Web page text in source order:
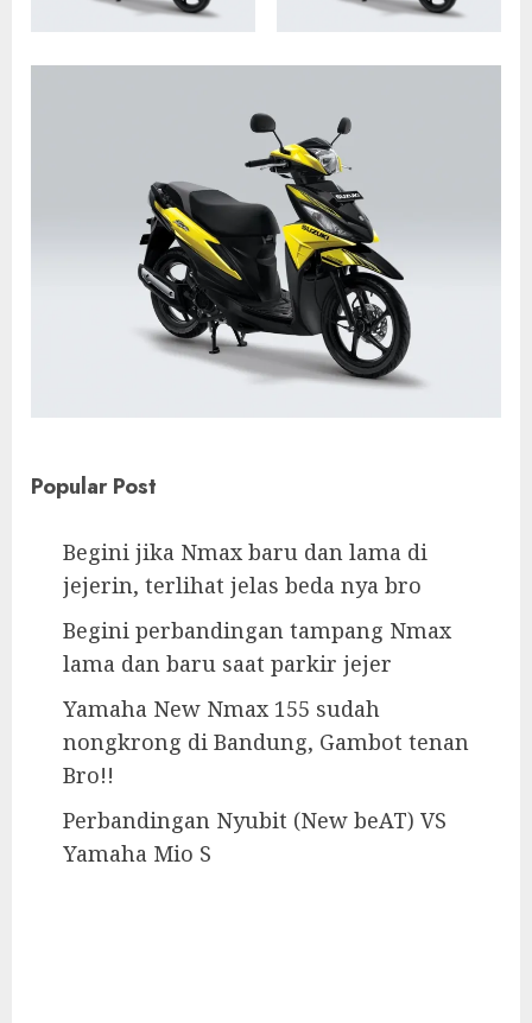
Popular Post
Begini jika Nmax baru dan lama di
jejerin, terlihat jelas beda nya bro
Begini perbandingan tampang Nmax
lama dan baru saat parkir jejer
Yamaha New Nmax 155 sudah
nongkrong di Bandung, Gambot tenan
Bro!!
Perbandingan Nyubit (New beAT) VS
Yamaha Mio S